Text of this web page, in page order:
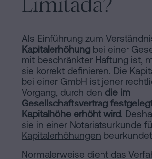
Inhaltsprozess
cookies
Folgen
Sie
uns
Als Einführung zum
Kapitalerhöhung bei einer
mit beschränkter Haftung ist,
sie korrekt definieren. Die
bei einer GmbH ist jener
Vorgang, durch den die im
Gesellschaftsvertrag
Kapitalhöhe erhöht wird.
sie in einer Notariatsurkunde
Kapitalerhöhungen
Normalerweise dient das